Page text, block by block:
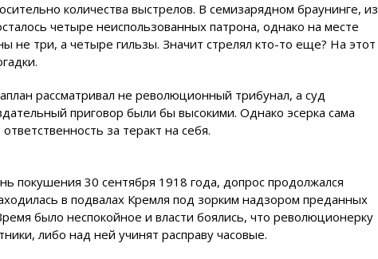
количества выстрелов. В семизарядном браунинге, из
четыре неиспользованных патрона, однако на месте
не три, а четыре гильзы. Значит стрелял кто-то еще? На этот
рассматривал не революционный трибунал, а суд
приговор были бы высокими. Однако эсерка сама
за теракт на себя.
покушения 30 сентября 1918 года, допрос продолжался
в подвалах Кремля под зорким надзором преданных
было неспокойное и власти боялись, что революционерку
либо над ней учинят расправу часовые.